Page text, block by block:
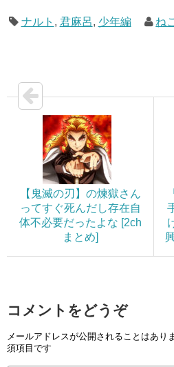
ナルト , 君麻呂, 少年編 ね
【鬼滅の刃】の煉獄さん
ってすぐ死んだし存在自
体不必要だったよな [2ch
まとめ]
コメントをどうぞ
メールアドレスが公開されることはあり
須項目です